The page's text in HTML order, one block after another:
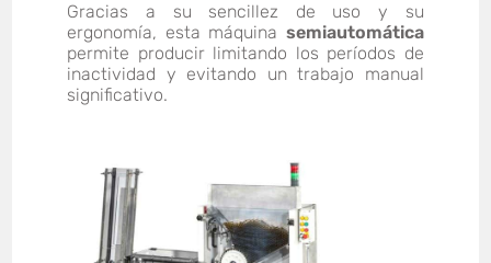
Gracias a su sencillez de uso y su
ergonomía, esta máquina semiautomática
permite producir limitando los períodos de
inactividad y evitando un trabajo manual
significativo.